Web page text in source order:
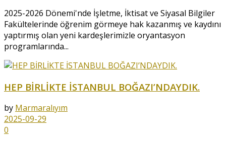
2025-2026 Dönemi'nde İşletme, İktisat ve Siyasal Bilgiler
Fakültelerinde öğrenim görmeye hak kazanmış ve kaydını
yaptırmış olan yeni kardeşlerimizle oryantasyon
programlarında...
HEP BİRLİKTE İSTANBUL BOĞAZI’NDAYDIK.
by Marmaralıyım
2025-09-29
0